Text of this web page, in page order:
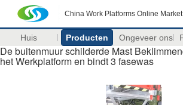
China Work Platforms Online Market
Huis Producten Ongeveer ons
De buitenmuur schilderde Mast
het Werkplatform en bindt 3 fasewas